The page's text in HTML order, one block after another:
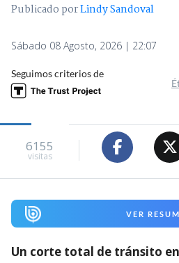
Publicado porLindy Sandoval
Sábado 08 Agosto, 2026 | 22:07
Seguimos criterios de
6155
visitas
VER
Un corte total de tránsito